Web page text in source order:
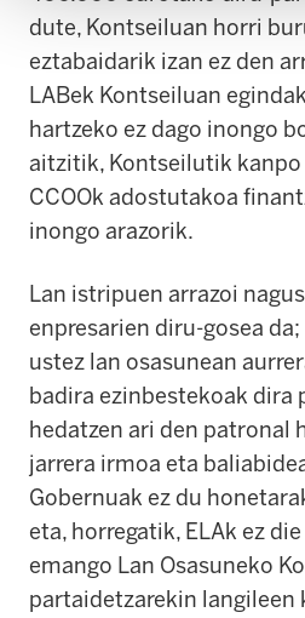
dute, Kontseiluan horri
eztabaidarik izan ez den
LABek Kontseiluan
hartzeko ez dago inongo
aitzitik, Kontseilutik kanpo
CCOOk adostutakoa
inongo arazorik.
Lan istripuen arrazoi
enpresarien diru-gosea
ustez lan osasunean
badira ezinbestekoak dira
hedatzen ari den patronal
jarrera irmoa eta
Gobernuak ez du
eta, horregatik, ELAk ez
emango Lan Osasuneko
partaidetzarekin